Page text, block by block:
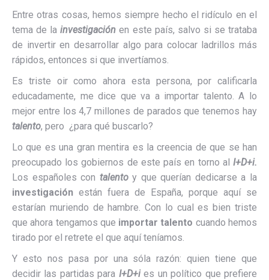
Entre otras cosas, hemos siempre hecho el ridículo en el
tema de lainvestigación en este país, salvo si se trataba
de invertir en desarrollar algo para colocar ladrillos más
rápidos, entonces si que invertíamos.
Es triste oir como ahora esta persona, por calificarla
educadamente, me dice que va a importar talento. A lo
mejor entre los 4,7 millones de parados que tenemos hay
talento, pero ¿para qué buscarlo?
Lo que es una gran mentira es la creencia de que se han
preocupado los gobiernos de este país en torno al I+D+i.
Los españoles con talentoy que querían dedicarse a la
investigación están fuera de España, porque aquí se
estarían muriendo de hambre. Con lo cual es bien triste
que ahora tengamos que importar talento cuando hemos
tirado por el retrete el que aquí teníamos.
Y esto nos pasa por una sóla razón: quien tiene que
decidir las partidas para I+D+ies un político que prefiere